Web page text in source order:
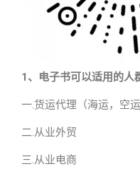
1、电子书可以适用的人
一.货运代理（海运，空
二.从业外贸
三.从业电商